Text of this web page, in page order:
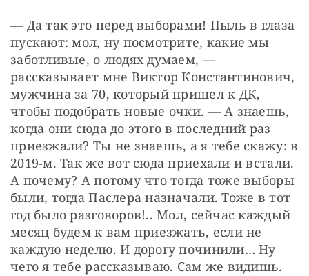
— Да так это перед выборами! Пыль в глаза
пускают: мол, ну посмотрите, какие мы
заботливые, о людях думаем, —
рассказывает мне Виктор Константинович,
мужчина за 70, который пришел к ДК,
чтобы подобрать новые очки. — А знаешь,
когда они сюда до этого в последний раз
приезжали? Ты не знаешь, а я тебе скажу: в
2019-м. Так же вот сюда приехали и встали.
А почему? А потому что тогда тоже выборы
были, тогда Паслера назначали. Тоже в тот
год было разговоров!.. Мол, сейчас каждый
месяц будем к вам приезжать, если не
каждую неделю. И дорогу починили… Ну
чего я тебе рассказываю. Сам же видишь.